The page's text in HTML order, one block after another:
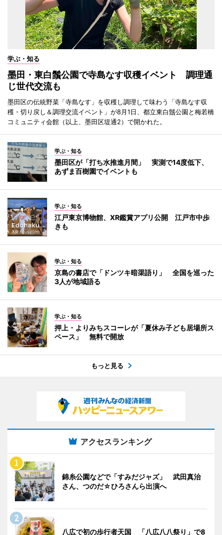
学ぶ・知る
墨田・東白鬚公園で寺島なす収穫イベント 調理通
じ世代交流も
墨田区の伝統野菜「寺島なす」を収穫し調理して味わう「寺島なす収
穫・切り戻し＆調理交流イベント」が8月1日、都立東白鬚公園と梅若橋
コミュニティ会館（以上、墨田区堤通2）で開かれた。
学ぶ・知る
墨田区が「打ち水推進月間」 実測で14度低下、
あずま百樹園でイベントも
学ぶ・知る
江戸東京博物館、XR鑑賞アプリ公開 江戸市中歩
きも
学ぶ・知る
京島の書店で「ドンツキ暗渠語り」 全国を巡った
3人が地域語る
学ぶ・知る
押上・よりみちスコーレが「夏休み子ども居場所ス
ペース」 無料で開放
もっと見る
アクセスランキング
錦糸公園などで「すみだジャズ」 武田真治
さん、つのだ☆ひろさんら出演へ
八広で初の歩行者天国 「八広八八祭り」で8